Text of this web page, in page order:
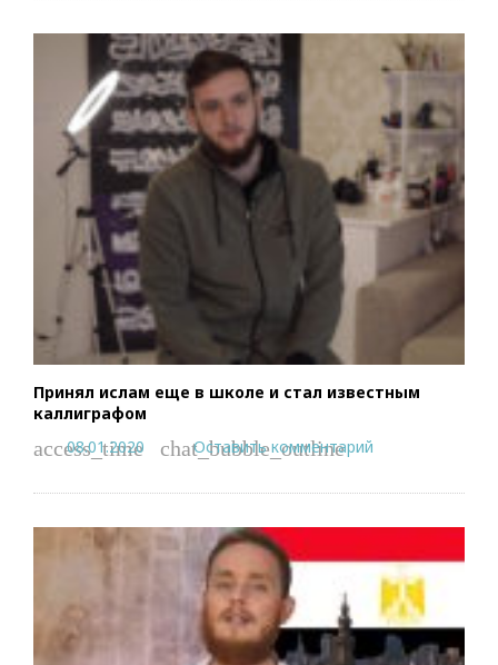
Принял ислам еще в школе и стал известным
каллиграфом
access_time
08.01.2020 chat_bubble_outline
Оставить комментарий